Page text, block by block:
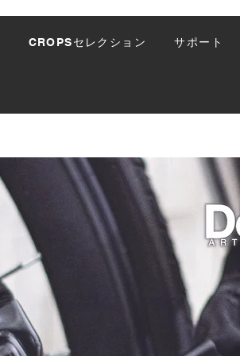
CROPSセレクション サポート